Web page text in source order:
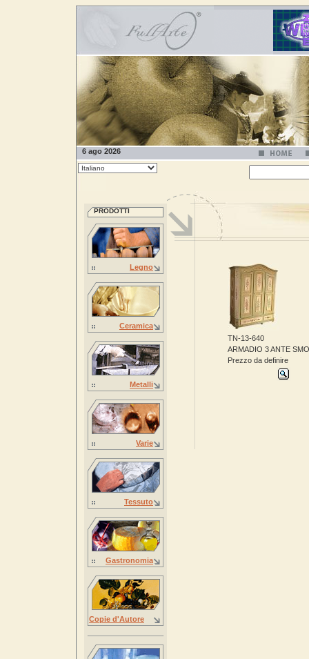
6 ago 2026
PRODOTTI
Legno
Ceramica
Metalli
Varie
Tessuto
Gastronomia
Copie d'Autore
TN-13-640
ARMADIO 3 ANTE
Prezzo da definire